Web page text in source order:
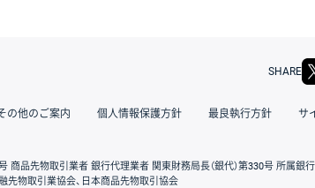
SHARE
の他のご案内 個人情報保護方針 最良執行方針 サ
商品先物取引業者 銀行代理業者 関東財務局長（銀代）第330号 所属銀
先物取引業協会、日本商品先物取引協会